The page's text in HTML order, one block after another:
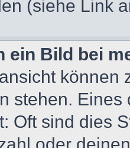
(siehe Link
ein Bild bei
können
stehen.
Oft sind dies